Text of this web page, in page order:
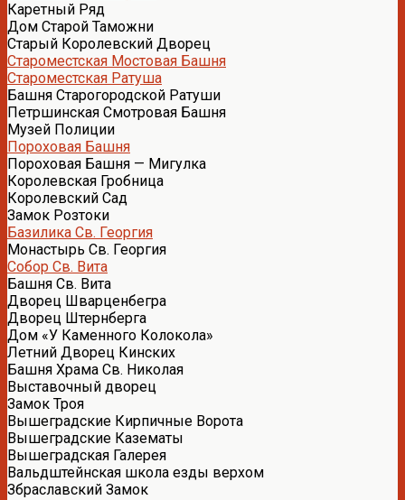
Каретный Ряд
Дом Старой Таможни
Старый Королевский Дворец
Староместская Мостовая Башня
Староместская Ратуша
Башня Старогородской Ратуши
Петршинская Смотровая Башня
Музей Полиции
Пороховая Башня
Пороховая Башня — Мигулка
Королевская Гробница
Королевский Сад
Замок Розтоки
Базилика Св. Георгия
Монастырь Св. Георгия
Собор Св. Вита
Башня Св. Вита
Дворец Шварценбегра
Дворец Штернберга
Дом «У Каменного Колокола»
Летний Дворец Кинских
Башня Храма Св. Николая
Выставочный дворец
Замок Троя
Вышеградские Кирпичные Ворота
Вышеградские Казематы
Вышеградская Галерея
Вальдштейнская школа езды верхом
Збраславский Замок